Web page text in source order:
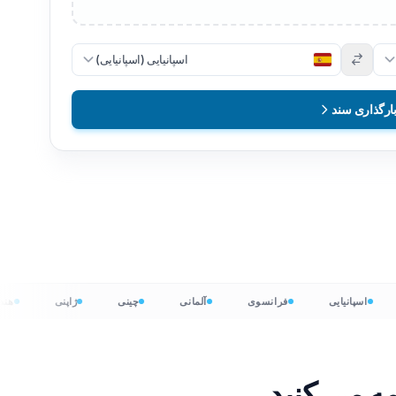
اسپانیایی (اسپانیایی)
بارگذاری سند
اسپانیایی فرانسوی آلمانی چینی ژاپنی